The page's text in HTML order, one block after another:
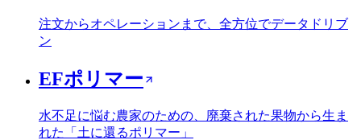
注文からオペレーションまで、全方位でデータドリブ
ン
EFポリマー
水不足に悩む農家のための、廃棄された果物から生ま
れた「土に還るポリマー」